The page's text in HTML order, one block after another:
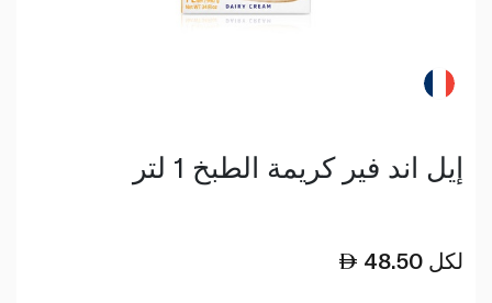
إيل اند فير كريمة الطبخ 1 لتر
48.50 لكل